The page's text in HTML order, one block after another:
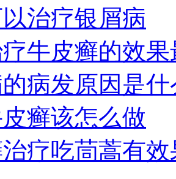
治疗银屑病
牛皮癣的效果
病发原因是什
癣该怎么做
疗吃茼蒿有效